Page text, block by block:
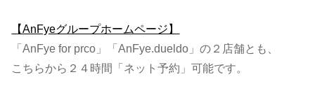
【AnFyeグループホームページ】
「AnFye for prco」「AnFye.dueldo」の２店舗とも、
こちらから２４時間「ネット予約」可能です。